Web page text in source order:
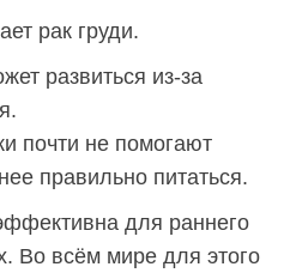
рак груди.
развиться из-за
почти не помогают
правильно питаться.
для раннего
Во всём мире для этого